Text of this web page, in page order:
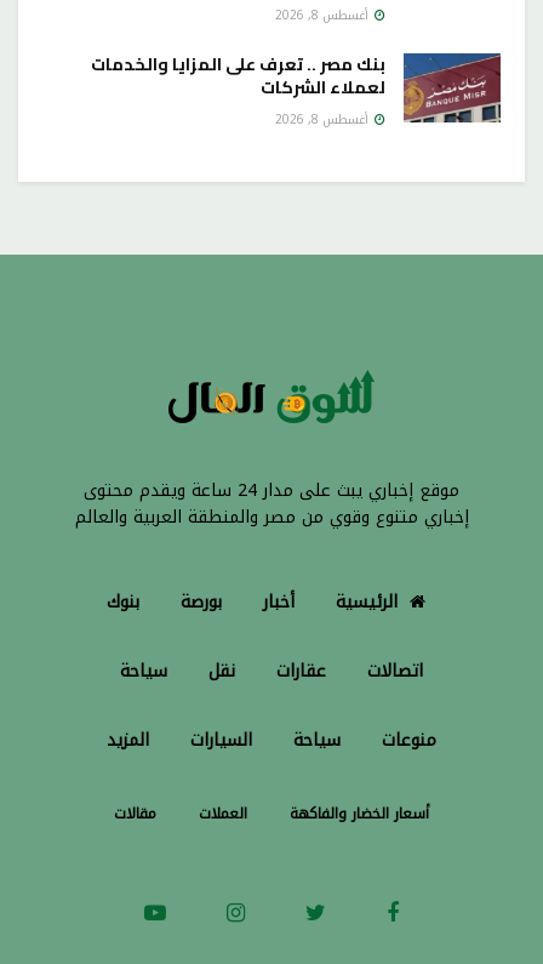
أغسطس 8, 2026
بنك مصر .. تعرف على المزايا والخدمات
لعملاء الشركات
أغسطس 8, 2026
موقع إخباري يبث على مدار 24 ساعة ويقدم محتوى
إخباري متنوع وقوي من مصر والمنطقة العربية والعالم
الرئيسية أخبار بورصة بنوك
اتصالات عقارات نقل سياحة
منوعات سياحة السيارات المزيد
أسعار الخضار والفاكهة العملات مقالات